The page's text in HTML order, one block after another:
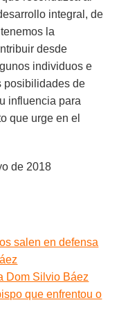
integral, de
la
desde
individuos e
posibilidades de
influencia para
que urge en el
de 2018
salen en defensa
Dom Silvio Báez
que enfrentou o